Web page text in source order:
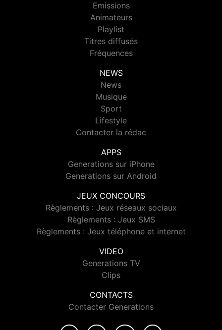
Emissions
Animateurs
Playlist
Titres diffusés
Fréquences
NEWS
News
Musique
Sport
Lifestyle
Contacter la rédac
APPS
Generations sur iPhone
Generations sur Android
JEUX CONCOURS
Règlements : Jeux réseaux sociaux
Règlements : Jeux SMS
Règlements : Jeux téléphone et internet
VIDEO
Generations TV
Clips
CONTACTS
Contacter Generations